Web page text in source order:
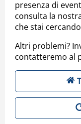
presenza di
consulta la
che stai
Altri problemi?
contatteremo al